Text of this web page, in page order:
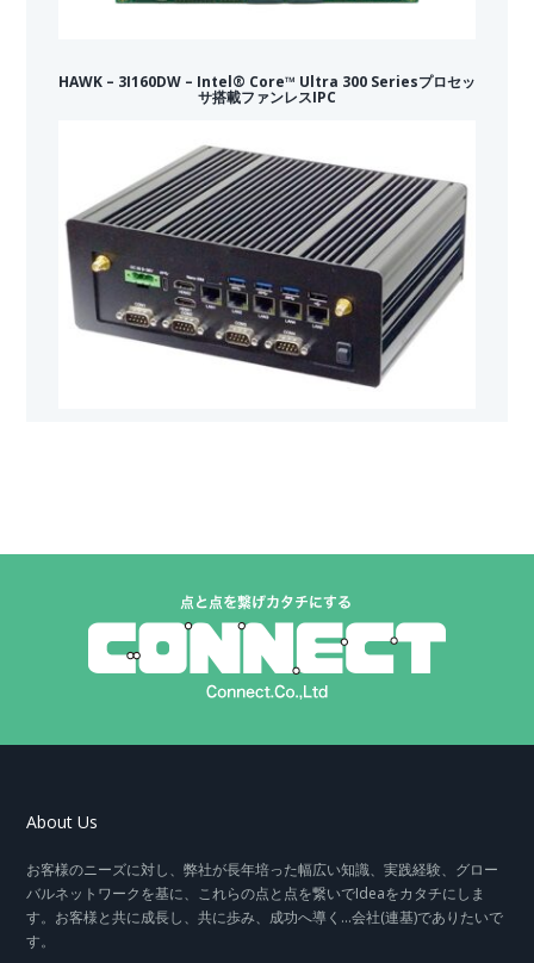
HAWK – 3I160DW – Intel® Core™ Ultra 300 Seriesプロセッ
サ搭載ファンレスIPC
About Us
お客様のニーズに対し、弊社が長年培った幅広い知識、実践経験、グロー
バルネットワークを基に、これらの点と点を繋いでIdeaをカタチにしま
す。お客様と共に成長し、共に歩み、成功へ導く…会社(連基)でありたいで
す。